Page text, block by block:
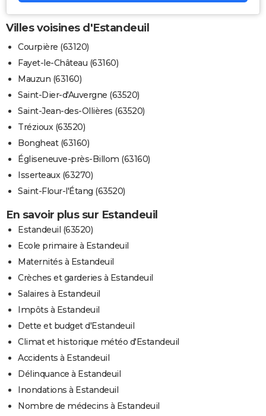
Villes voisines d'Estandeuil
Courpière (63120)
Fayet-le-Château (63160)
Mauzun (63160)
Saint-Dier-d'Auvergne (63520)
Saint-Jean-des-Ollières (63520)
Trézioux (63520)
Bongheat (63160)
Égliseneuve-près-Billom (63160)
Isserteaux (63270)
Saint-Flour-l'Étang (63520)
En savoir plus sur Estandeuil
Estandeuil (63520)
Ecole primaire à Estandeuil
Maternités à Estandeuil
Crèches et garderies à Estandeuil
Salaires à Estandeuil
Impôts à Estandeuil
Dette et budget d'Estandeuil
Climat et historique météo d'Estandeuil
Accidents à Estandeuil
Délinquance à Estandeuil
Inondations à Estandeuil
Nombre de médecins à Estandeuil